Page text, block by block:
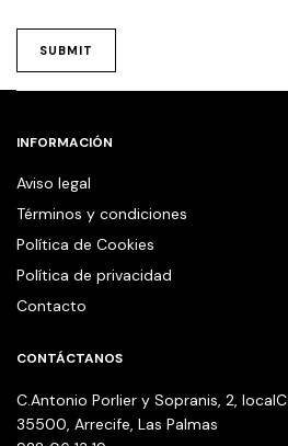
INFORMACIÓN
Aviso legal
Términos y condiciones
Política de Cookies
Política de privacidad
Contacto
CONTÁCTANOS
C.Antonio Porlier y Sopranis, 2, localC
35500, Arrecife, Las Palmas